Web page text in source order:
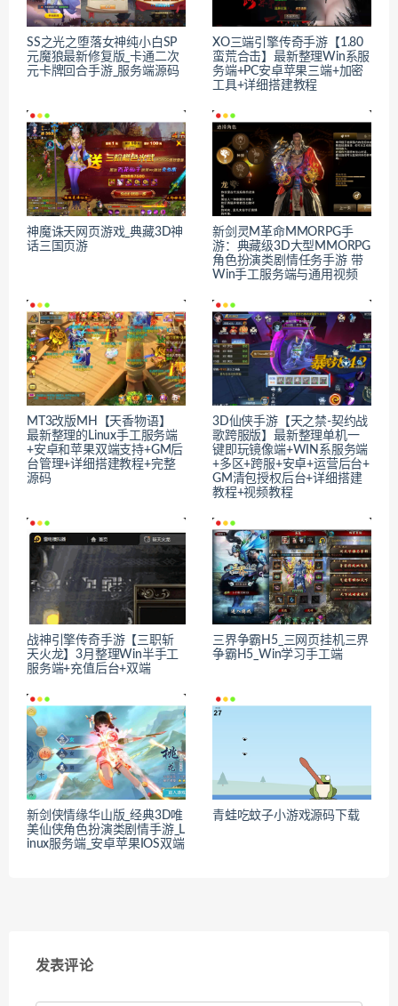
SS之光之堕落女神纯小白SP
元魔狼最新修复版_卡通二次
元卡牌回合手游_服务端源码
XO三端引擎传奇手游【1.80
蛮荒合击】最新整理Win系服
务端+PC安卓苹果三端+加密
工具+详细搭建教程
神魔诛天网页游戏_典藏3D神
话三国页游
新剑灵M革命MMORPG手
游：典藏级3D大型MMORPG
角色扮演类剧情任务手游 带
Win手工服务端与通用视频
MT3改版MH【天香物语】
最新整理的Linux手工服务端
+安卓和苹果双端支持+GM后
台管理+详细搭建教程+完整
源码
3D仙侠手游【天之禁-契约战
歌跨服版】最新整理单机一
键即玩镜像端+WIN系服务端
+多区+跨服+安卓+运营后台+
GM清包授权后台+详细搭建
教程+视频教程
战神引擎传奇手游【三职斩
天火龙】3月整理Win半手工
服务端+充值后台+双端
三界争霸H5_三网页挂机三界
争霸H5_Win学习手工端
新剑侠情缘华山版_经典3D唯
美仙侠角色扮演类剧情手游_L
inux服务端_安卓苹果IOS双端
青蛙吃蚊子小游戏源码下载
发表评论